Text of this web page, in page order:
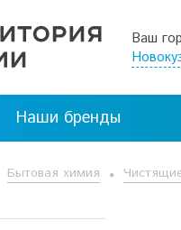
Ваш
Наши бренды
Бытовая химия